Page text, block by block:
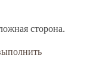
сторона.